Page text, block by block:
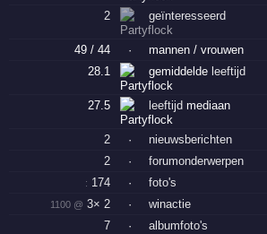
2 geïnteresseerd
49 / 44 ·
mannen / vrouwen
28.1
gemiddelde leeftijd
27.5 leeftijd mediaan
2 ·
nieuwsberichten
2
· forumonderwerpen
: 174 · foto's
1100 @ 3× 2 ·
winactie
7
·
albumfoto's